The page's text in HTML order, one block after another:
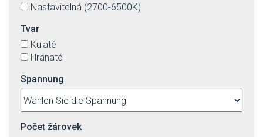
Nastavitelná (2700-6500K)
Tvar
Kulaté
Hranaté
Spannung
Počet žárovek